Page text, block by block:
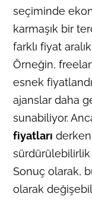
seçiminde
karmaşık bir
farklı fiyat
Örneğin,
esnek
ajanslar daha
sunabiliyor.
fiyatları
Sonuç olarak,
olarak